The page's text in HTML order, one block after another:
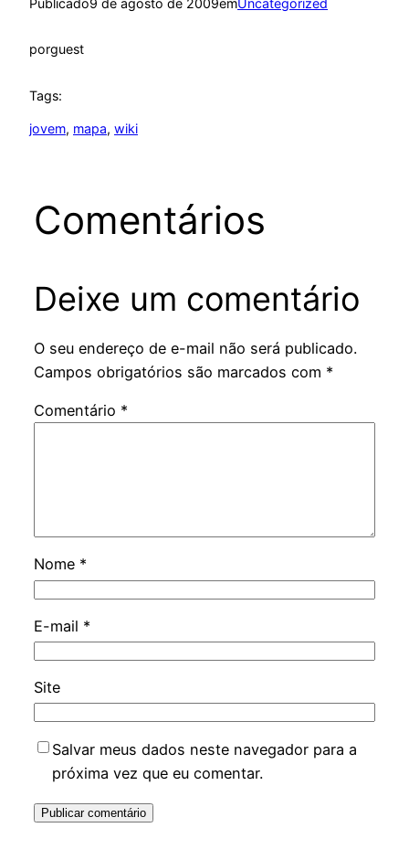
porguest
Tags:
jovem, mapa, wiki
Comentários
Deixe um comentário
O seu endereço de e-mail não será publicado.
Campos obrigatórios são marcados com *
Comentário *
Nome *
E-mail *
Site
Salvar meus dados neste navegador para a
próxima vez que eu comentar.